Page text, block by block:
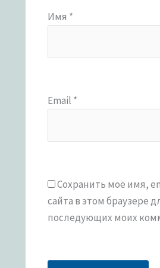
Имя *
Email *
Сохранить моё имя,
сайта в этом браузере
последующих моих